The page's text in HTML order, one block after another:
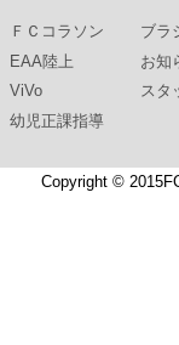
ＦＣコラソン
EAA陸上
ViVo
幼児正課指導
ブラ
お知
スタ
Copyright ©